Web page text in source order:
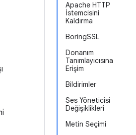
Apache HTTP
İstemcisini
Kaldırma
BoringSSL
Donanım
Tanımlayıcısına
Erişim
Bildirimler
Ses Yöneticisi
Değişiklikleri
Metin Seçimi